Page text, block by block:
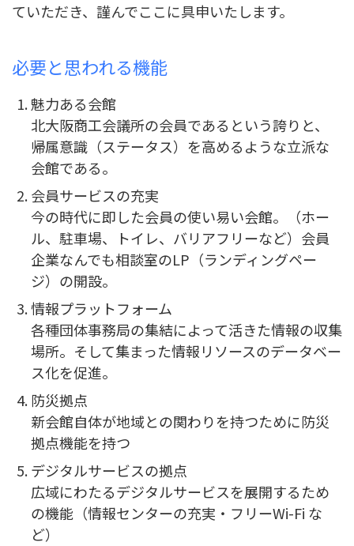
ていただき、謹んでここに具申いたします。
必要と思われる機能
魅力ある会館
北大阪商工会議所の会員であるという誇りと、
帰属意識（ステータス）を高めるような立派な
会館である。
会員サービスの充実
今の時代に即した会員の使い易い会館。（ホー
ル、駐車場、トイレ、バリアフリーなど）会員
企業なんでも相談室のLP（ランディングペー
ジ）の開設。
情報プラットフォーム
各種団体事務局の集結によって活きた情報の収集
場所。そして集まった情報リソースのデータベー
ス化を促進。
防災拠点
新会館自体が地域との関わりを持つために防災
拠点機能を持つ
デジタルサービスの拠点
広域にわたるデジタルサービスを展開するため
の機能（情報センターの充実・フリーWi-Fi な
ど）